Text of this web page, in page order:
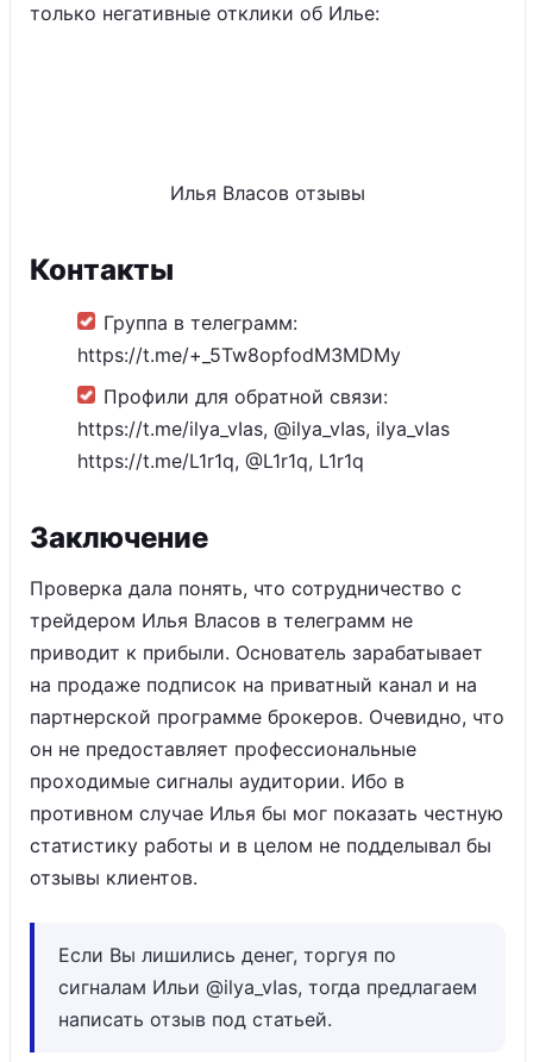
только негативные отклики об Илье:
Илья Власов отзывы
Контакты
Группа в телеграмм:
https://t.me/+_5Tw8opfodM3MDMy
Профили для обратной связи:
https://t.me/ilya_vIas, @ilya_vIas, ilya_vIas
https://t.me/L1r1q, @L1r1q, L1r1q
Заключение
Проверка дала понять, что сотрудничество с
трейдером Илья Власов в телеграмм не
приводит к прибыли. Основатель зарабатывает
на продаже подписок на приватный канал и на
партнерской программе брокеров. Очевидно, что
он не предоставляет профессиональные
проходимые сигналы аудитории. Ибо в
противном случае Илья бы мог показать честную
статистику работы и в целом не подделывал бы
отзывы клиентов.
Если Вы лишились денег, торгуя по
сигналам Ильи @ilya_vIas, тогда предлагаем
написать отзыв под статьей.